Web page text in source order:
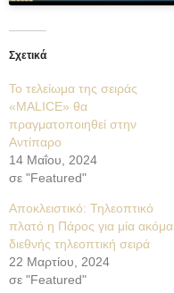
Σχετικά
Το τελείωμα της σειράς
«MALICE» θα
πραγματοποιηθεί στην
Αντίπαρο
14 Μαΐου, 2024
σε "Featured"
Αποκλειστικό: Τηλεοπτικό
πλατό η Πάρος για μία ακόμα
διεθνής τηλεοπτική σειρά
22 Μαρτίου, 2024
σε "Featured"